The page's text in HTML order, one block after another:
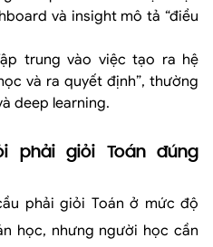
và insight mô tả “điều
trung vào việc tạo ra hệ
và ra quyết định”, thường
deep learning.
phải giỏi Toán đúng
phải giỏi Toán ở mức độ
học, nhưng người học cần